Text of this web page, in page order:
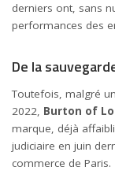
derniers ont, sans
performances des
De la
Toutefois, malgré
2022, Burton of
marque, déjà
judiciaire en juin
commerce de Paris.